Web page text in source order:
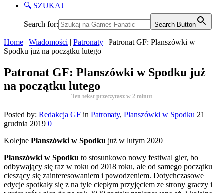
🔍 SZUKAJ
Search for: Search Button
Home | Wiadomości | Patronaty | Patronat GF: Planszówki w
Spodku już na początku lutego
Patronat GF: Planszówki w Spodku już
na początku lutego
Ten tekst przeczytasz w 2 minut
Posted by: Redakcja GF in Patronaty, Planszówki w Spodku 21
grudnia 2019 0
Kolejne Planszówki w Spodku już w lutym 2020
Planszówki w Spodku to stosunkowo nowy festiwal gier, bo
odbywający się raz w roku od 2018 roku, ale od samego początku
cieszący się zainteresowaniem i powodzeniem. Dotychczasowe
edycje spotkały się z na tyle ciepłym przyjęciem ze strony graczy i